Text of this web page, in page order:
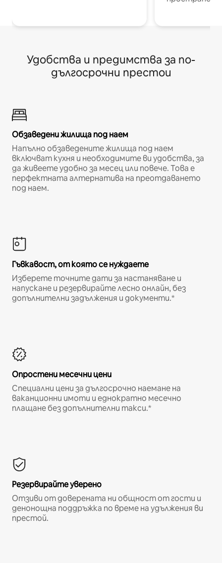
Удобства и предимства за по-
дългосрочни престои
Обзаведени жилища под наем
Напълно обзаведените жилища под наем
включват кухня и необходимите ви удобства, за
да живеете удобно за месец или повече. Това е
перфектната алтернатива на преотдаването
под наем.
Гъвкавост, от която се нуждаете
Изберете точните дати за настаняване и
напускане и резервирайте лесно онлайн, без
допълнителни задължения и документи.*
Опростени месечни цени
Специални цени за дългосрочно наемане на
ваканционни имоти и еднократно месечно
плащане без допълнителни такси.*
Резервирайте уверено
Отзиви от доверената ни общност от гости и
денонощна поддръжка по време на удължения ви
престой.